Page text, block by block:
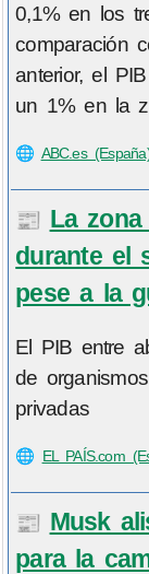
0,1% en los
comparación
anterior, el
un 1% en la
🌐 ABC.es
📰 La
durante el
pese a la
El PIB entre
de
privadas
🌐 EL PAÍS.com
📰 Musk
para la